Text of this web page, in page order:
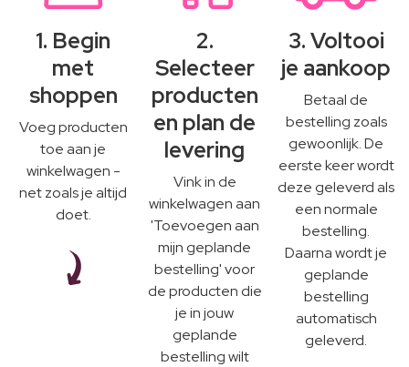
1. Begin
met
shoppen
Voeg producten
toe aan je
winkelwagen -
net zoals je altijd
doet.
2.
Selecteer
producten
en plan de
levering
Vink in de
winkelwagen aan
'Toevoegen aan
mijn geplande
bestelling' voor
de producten die
je in jouw
geplande
bestelling wilt
3. Voltooi
je aankoop
Betaal de
bestelling zoals
gewoonlijk. De
eerste keer wordt
deze geleverd als
een normale
bestelling.
Daarna wordt je
geplande
bestelling
automatisch
geleverd.